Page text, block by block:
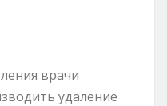
врачи
удаление